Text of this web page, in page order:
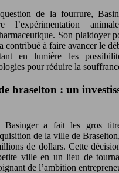
de la fourrure,
l’expérimentation
Son plaidoyer
contribué à faire avancer le
en lumière les
pour réduire la
braselton : un
a fait les gros
de la ville de
de dollars. Cette
ville en un lieu de
de l’ambition